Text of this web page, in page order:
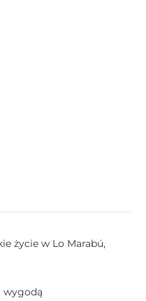
życie w Lo Marabú,
wygodą